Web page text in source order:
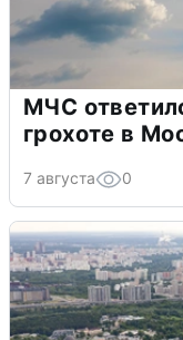
МЧС
грохоте в
7 августа 0